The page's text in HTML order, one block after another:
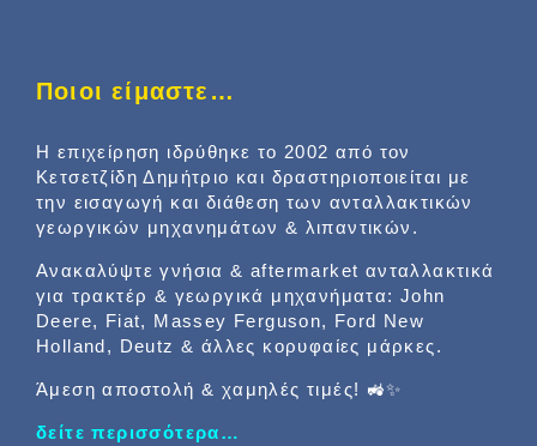
Ποιοι είμαστε…
Η επιχείρηση ιδρύθηκε το 2002 από τον
Κετσετζίδη Δημήτριο και δραστηριοποιείται με
την εισαγωγή και διάθεση των ανταλλακτικών
γεωργικών μηχανημάτων & λιπαντικών.
Ανακαλύψτε γνήσια & aftermarket ανταλλακτικά
για τρακτέρ & γεωργικά μηχανήματα: John
Deere, Fiat, Massey Ferguson, Ford New
Holland, Deutz & άλλες κορυφαίες μάρκες.
Άμεση αποστολή & χαμηλές τιμές! 🚜✨
δείτε περισσότερα…